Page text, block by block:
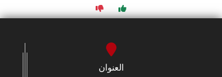
العنوان